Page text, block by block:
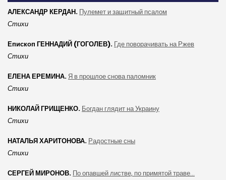
АЛЕКСАНДР КЕРДАН. Пулемет и защитный псалом
Стихи
Епископ ГЕННАДИЙ (ГОГОЛЕВ). Где поворачивать на Ржев
Стихи
ЕЛЕНА ЕРЕМИНА. Я в прошлое снова паломник
Стихи
НИКОЛАЙ ГРИЩЕНКО. Богдан глядит на Украину
Стихи
НАТАЛЬЯ ХАРИТОНОВА. Радостные сны
Стихи
СЕРГЕЙ МИРОНОВ. По опавшей листве, по примятой траве...